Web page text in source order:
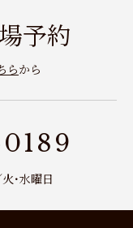
予約
らから
･水曜日